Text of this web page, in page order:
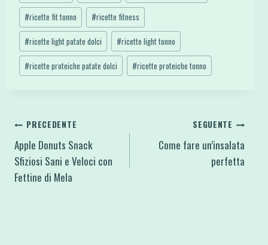
#ricette fit tonno #ricette fitness
#ricette light patate dolci #ricette light tonno
#ricette proteiche patate dolci #ricette proteiche tonno
Navigazione
articoli
PRECEDENTE
Apple Donuts Snack
Sfiziosi Sani e Veloci con
Fettine di Mela
SEGUENTE
Come fare un’insalata
perfetta